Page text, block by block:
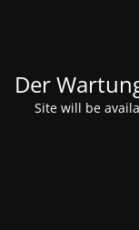
Der
Site will be